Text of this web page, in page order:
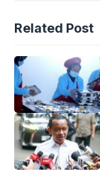
Related Post